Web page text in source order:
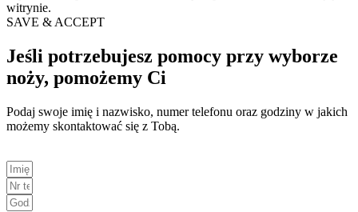
witrynie.
SAVE & ACCEPT
Jeśli potrzebujesz pomocy przy wyborze
noży, pomożemy Ci
Podaj swoje imię i nazwisko, numer telefonu oraz godziny w jakich
możemy skontaktować się z Tobą.